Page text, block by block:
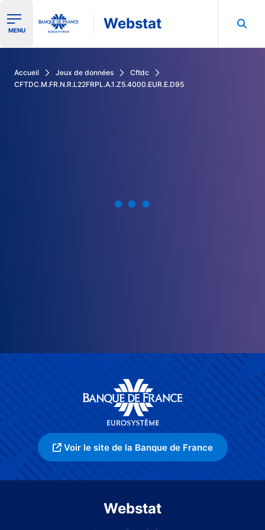
Ouvrir le menu de navigation
MENU Webstat
Accueil Jeux de données
Cftdc
CFTDC.M.FR.N.R.L22FRPL.A.1.Z5.4000.EUR.E.D95
Voir le site de la Banque de France
Webstat